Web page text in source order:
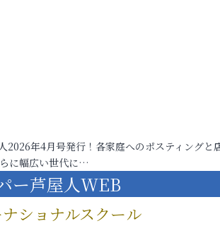
2026年4月号発行！各家庭へのポスティングと
に幅広い世代に…
ー芦屋人WEB
ショナルスクール